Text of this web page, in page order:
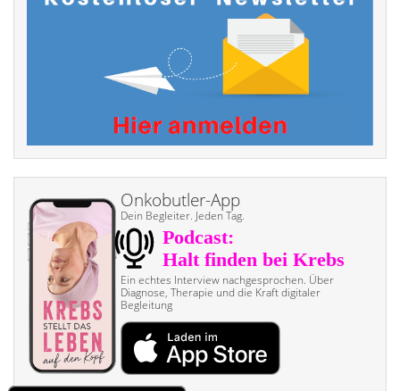
Onkobutler-App
Dein Begleiter. Jeden Tag.
Ein echtes Interview nach­gesprochen. Über
Diagnose, Therapie und die Kraft digitaler
Begleitung